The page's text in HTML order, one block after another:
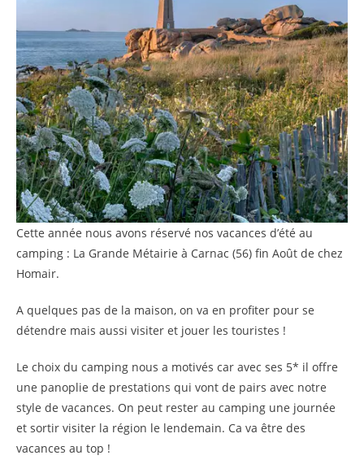
Cette année nous avons réservé nos vacances d’été au
camping : La Grande Métairie à Carnac (56) fin Août de chez
Homair.
A quelques pas de la maison, on va en profiter pour se
détendre mais aussi visiter et jouer les touristes !
Le choix du camping nous a motivés car avec ses 5* il offre
une panoplie de prestations qui vont de pairs avec notre
style de vacances. On peut rester au camping une journée
et sortir visiter la région le lendemain. Ca va être des
vacances au top !